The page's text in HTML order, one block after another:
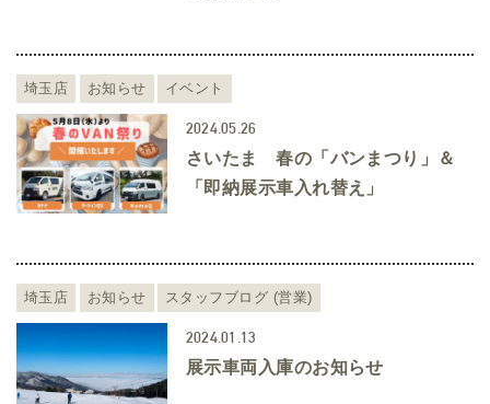
埼玉店 お知らせ イベント
2024.05.26
さいたま 春の「バンまつり」＆
「即納展示車入れ替え」
埼玉店 お知らせ スタッフブログ (営業)
2024.01.13
展示車両入庫のお知らせ